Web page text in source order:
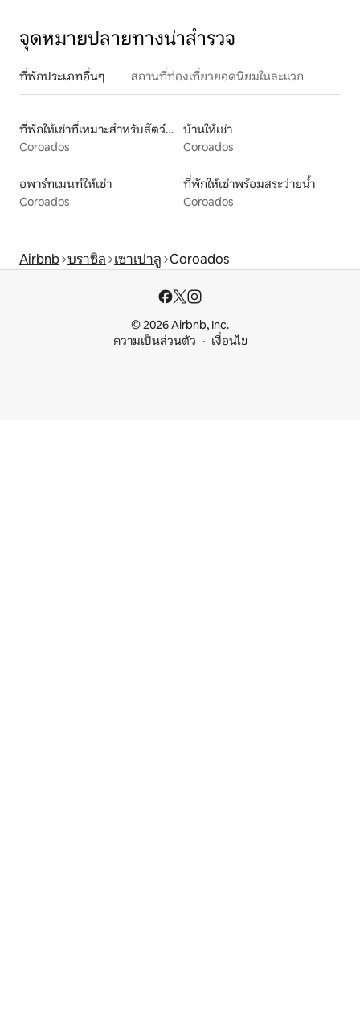
จุดหมายปลายทางน่าสำรวจ
ที่พักประเภทอื่นๆ สถานที่ท่องเที่ยวยอดนิยมในละแวก
ที่พักให้เช่าที่เหมาะสำหรับสัตว์เลี้ยง
Coroados
บ้านให้เช่า
Coroados
อพาร์ทเมนท์ให้เช่า
Coroados
ที่พักให้เช่าพร้อมสระว่ายน้ำ
Coroados
Airbnb บราซิล เซาเปาลู Coroados
© 2026 Airbnb, Inc.
ความเป็นส่วนตัว
เงื่อนไข